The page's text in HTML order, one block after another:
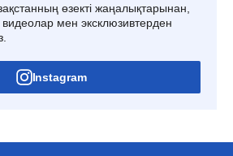
өзекті жаңалықтарынан,
видеолар мен эксклюзивтерден
Instagram